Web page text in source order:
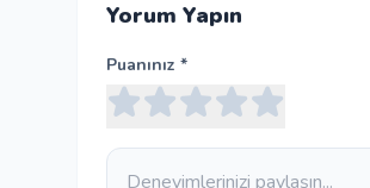
Yorum Yapın
Puanınız *